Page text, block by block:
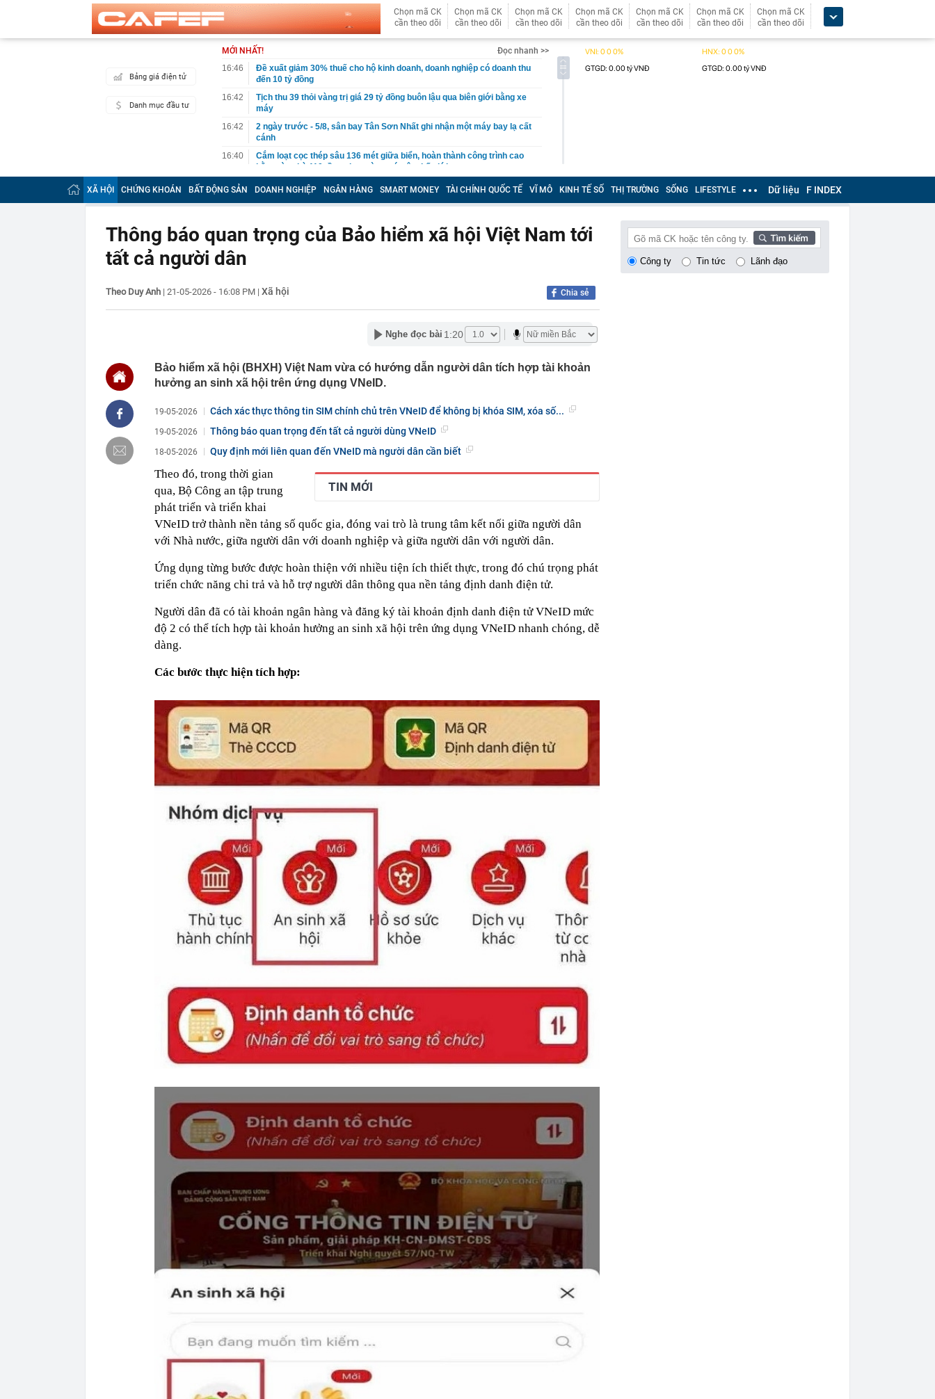
Chọn mã CK
cần theo dõi
Chọn mã CK
cần theo dõi
Chọn mã CK
cần theo dõi
Chọn mã CK
cần theo dõi
Chọn mã CK
cần theo dõi
Chọn mã CK
cần theo dõi
Chọn mã CK
cần theo dõi
Bảng giá điện tử
Danh mục đầu tư
MỚI NHẤT!
Đọc nhanh >>
16:46
Đề xuất giảm 30% thuế cho hộ kinh doanh, doanh nghiệp có doanh thu
đến 10 tỷ đồng
16:42
Tịch thu 39 thỏi vàng trị giá 29 tỷ đồng buôn lậu qua biên giới bằng xe
máy
16:42
2 ngày trước - 5/8, sân bay Tân Sơn Nhất ghi nhận một máy bay lạ cất
cánh
16:40
Cắm loạt cọc thép sâu 136 mét giữa biển, hoàn thành công trình cao
bằng tòa nhà 110 tầng chưa từng có trên thế giới
16:38
9 trụ cầu Hồng Hà dần lộ diện giữa sông Hồng
16:32
Đề xuất giảm 30% thuế cho hộ kinh doanh, doanh nghiệp thu dưới 10
16:30
Vì sao ghế nhựa thường có lỗ tròn ở giữa?
16:30
"Tình hình vô cùng phức tạp": Nga đổi chiến thuật, đánh vào "huyết
mạch" của Ukraine
Honda PCX160 2027 trình làng với màn hình TFT và HSTC, đe dọa ngôi
vương của Yamaha NVX và Honda SH
16:15
Một chủ tịch giữ lời, mua hết lượng cổ phiếu đã đăng ký
"lạnh nhất Việt Nam": Khi nào đón khách?
16:13
Lừa cho thuê nhà đã được ngân hàng bán đấu giá, một chủ tịch HĐQT
công ty bị bắt
16:12
Cổ phiếu DN nhà nước GVR, BCM, GAS... đồng loạt tăng trần: Điều gì
16:12
Phương án thi lại cho học sinh Chuyên Tuyên Quang: Ông Đỗ Anh Tuấn
làm Trưởng Ban chỉ đạo cấp tỉnh
16:07
Chủ tịch Hải Phát Invest "gom" thành công 10 triệu cổ phiếu HPX
Tăng tốc thi công nút giao cửa ngõ phía Nam Hà Nội, cán đích cuối
năm 2026
13,4 triệu lượt tìm kiếm về chủ đề việc làm trong 7 tháng đầu năm
XÃ HỘI CHỨNG KHOÁN BẤT ĐỘNG SẢN DOANH NGHIỆP NGÂN HÀNG SMART MONEY TÀI CHÍNH QUỐC TẾ VĨ MÔ KINH TẾ SỐ THỊ TRƯỜNG SỐNG LIFESTYLE Dữ liệu F INDEX
Thông báo quan trọng của Bảo hiểm xã hội Việt Nam tới
tất cả người dân
Theo Duy Anh | 21-05-2026 - 16:08 PM | Xã hội Chia sẻ
Nghe đọc bài 1:20
Bảo hiểm xã hội (BHXH) Việt Nam vừa có hướng dẫn người dân tích hợp tài khoản
hưởng an sinh xã hội trên ứng dụng VNeID.
19-05-2026 Cách xác thực thông tin SIM chính chủ trên VNeID để không bị khóa SIM, xóa số...
19-05-2026 Thông báo quan trọng đến tất cả người dùng VNeID
18-05-2026 Quy định mới liên quan đến VNeID mà người dân cần biết
TIN MỚI
Theo đó, trong thời gian
qua, Bộ Công an tập trung
phát triển và triển khai
VNeID trở thành nền tảng số quốc gia, đóng vai trò là trung tâm kết nối giữa người dân
với Nhà nước, giữa người dân với doanh nghiệp và giữa người dân với người dân.
Ứng dụng từng bước được hoàn thiện với nhiều tiện ích thiết thực, trong đó chú trọng phát
triển chức năng chi trả và hỗ trợ người dân thông qua nền tảng định danh điện tử.
Người dân đã có tài khoản ngân hàng và đăng ký tài khoản định danh điện tử VNeID mức
độ 2 có thể tích hợp tài khoản hưởng an sinh xã hội trên ứng dụng VNeID nhanh chóng, dễ
dàng.
Các bước thực hiện tích hợp:
Công ty Tin tức Lãnh đạo